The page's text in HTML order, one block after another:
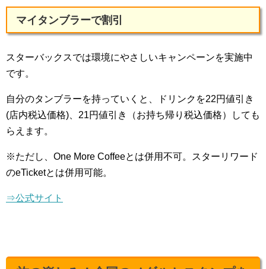
マイタンブラーで割引
スターバックスでは環境にやさしいキャンペーンを実施中
です。
自分のタンブラーを持っていくと、ドリンクを22円値引き
(店内税込価格)、21円値引き（お持ち帰り税込価格）しても
らえます。
※ただし、One More Coffeeとは併用不可。スターリワード
のeTicketとは併用可能。
⇒公式サイト